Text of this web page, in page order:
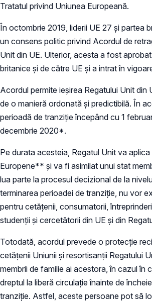
Tratatul privind Uniunea Europeană.
În octombrie 2019, liderii UE 27 și partea
un consens politic privind Acordul de
Unit din UE. Ulterior, acesta a fost
britanice și de către UE și a intrat în
Acordul permite ieșirea Regatului Unit din
de o manieră ordonată și predictibilă. În
perioadă de tranziție începând cu 1
decembrie 2020*.
Pe durata acesteia, Regatul Unit va
Europene** și va fi asimilat unui stat
lua parte la procesul decizional de la
terminarea perioadei de tranziție, nu vor
pentru cetățenii, consumatorii,
studenții și cercetătorii din UE și din
Totodată, acordul prevede o protecție
cetățenii Uniunii și resortisanții Regatului
membrii de familie ai acestora, în cazul în
dreptul la liberă circulație înainte de
tranziție. Astfel, aceste persoane pot să